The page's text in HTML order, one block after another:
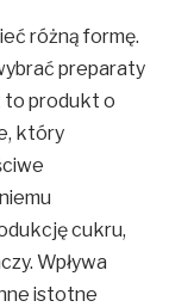
różną formę.
preparaty
to produkt o
który
cukru,
Wpływa
istotne